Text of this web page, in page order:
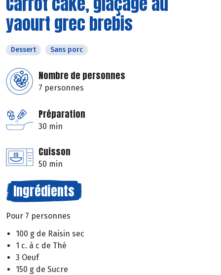
yaourt grec brebis
Dessert Sans porc
Nombre de personnes
7 personnes
Préparation
30 min
Cuisson
50 min
Ingrédients
Pour 7 personnes
100 g de Raisin sec
1 c. à c de Thé
3 Oeuf
150 g de Sucre